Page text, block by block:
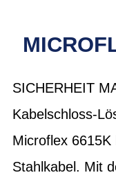
SICHERHEIT
Kabelschloss-
Microflex
Stahlkabel. Mit